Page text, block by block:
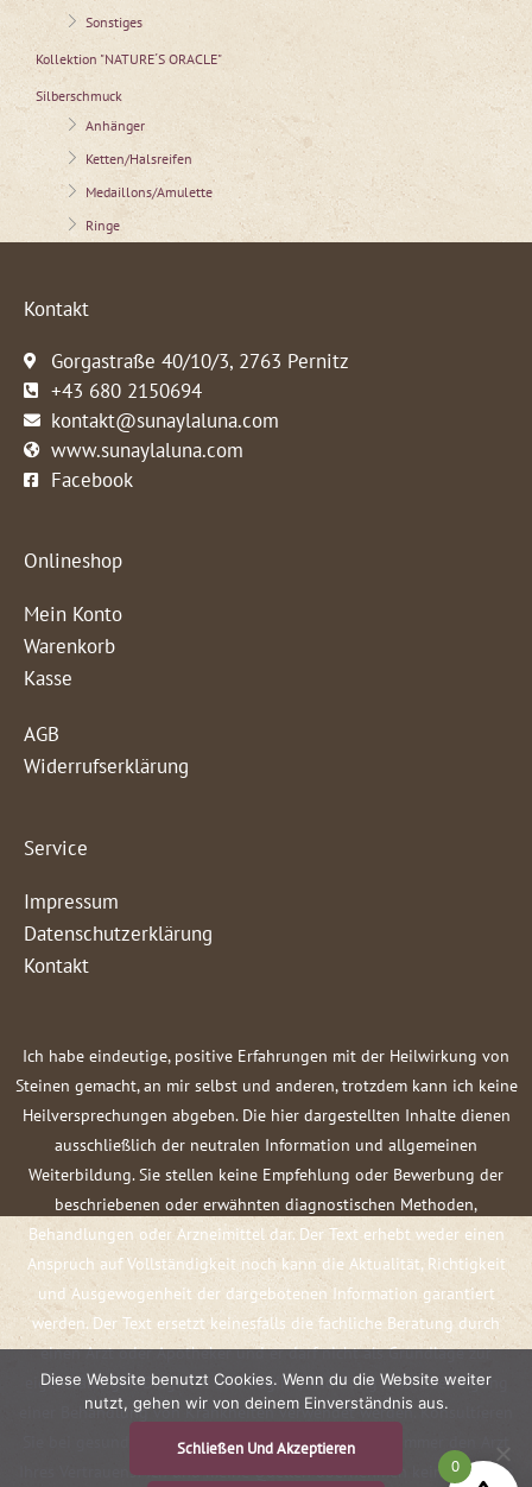
Sonstiges
Kollektion "NATURE´S ORACLE"
Silberschmuck
Anhänger
Ketten/Halsreifen
Medaillons/Amulette
Ringe
Kontakt
Gorgastraße 40/10/3, 2763 Pernitz
+43 680 2150694
kontakt@sunaylaluna.com
www.sunaylaluna.com
Facebook
Onlineshop
Mein Konto
Warenkorb
Kasse
AGB
Widerrufserklärung
Service
Impressum
Datenschutzerklärung
Kontakt
Ich habe eindeutige, positive Erfahrungen mit der Heilwirkung von
Steinen gemacht, an mir selbst und anderen, trotzdem kann ich keine
Heilversprechungen abgeben. Die hier dargestellten Inhalte dienen
ausschließlich der neutralen Information und allgemeinen
Weiterbildung. Sie stellen keine Empfehlung oder Bewerbung der
beschriebenen oder erwähnten diagnostischen Methoden,
Behandlungen oder Arzneimittel dar. Der Text erhebt weder einen
Anspruch auf Vollständigkeit noch kann die Aktualität, Richtigkeit
und Ausgewogenheit der dargebotenen Information garantiert
werden. Der Text ersetzt keinesfalls die fachliche Beratung durch
einen Arzt oder Apotheker und er darf nicht als Grundlage zur
eigenständigen Diagnose und Beginn, Änderung oder Beendigung
einer Behandlung von Krankheiten verwendet werden. Konsultieren
Sie bei gesundheitlichen Fragen oder Beschwerden immer den Arzt
Ihres Vertrauens! Ich und meine Quellen übernehmen keine Haftung
0
Diese Website benutzt Cookies. Wenn du die Website weiter
nutzt, gehen wir von deinem Einverständnis aus.
Schließen Und Akzeptieren